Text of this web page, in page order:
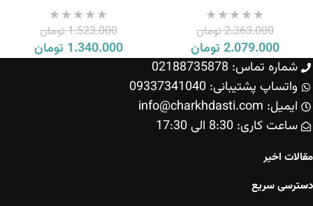
2.363.000تومان
2.079.000 تومان
1.523.000تومان
1.340.000 تومان
شماره تماس: 02188735878
واتساپ پشتیبانی: 09337341040
ایمیل: info@charkhdasti.com
ساعت کاری: 8:30 الی 17:30
مقالات اخیر
دسترسی سریع